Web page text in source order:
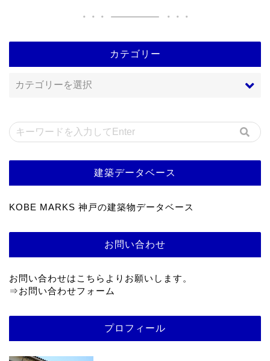
カテゴリー
建築データベース
KOBE MARKS 神戸の建築物データベース
お問い合わせ
お問い合わせはこちらよりお願いします。
⇒お問い合わせフォーム
プロフィール